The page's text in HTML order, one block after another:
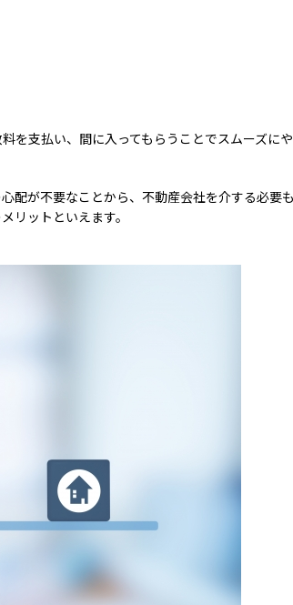
支払い、間に入ってもらうことでスムーズに
配が不要なことから、不動産会社を介する必
リットといえます。